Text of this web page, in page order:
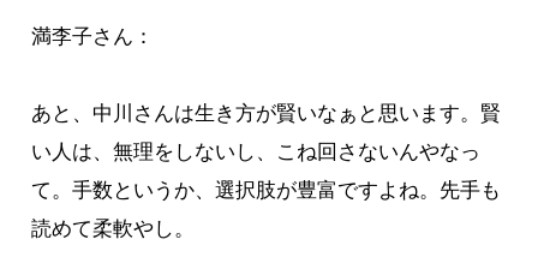
満李子さん：
あと、中川さんは生き方が賢いなぁと思います。賢
い人は、無理をしないし、こね回さないんやなっ
て。手数というか、選択肢が豊富ですよね。先手も
読めて柔軟やし。